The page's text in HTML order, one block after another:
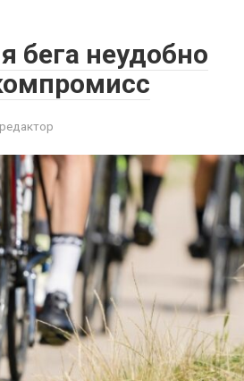
бега неудобно